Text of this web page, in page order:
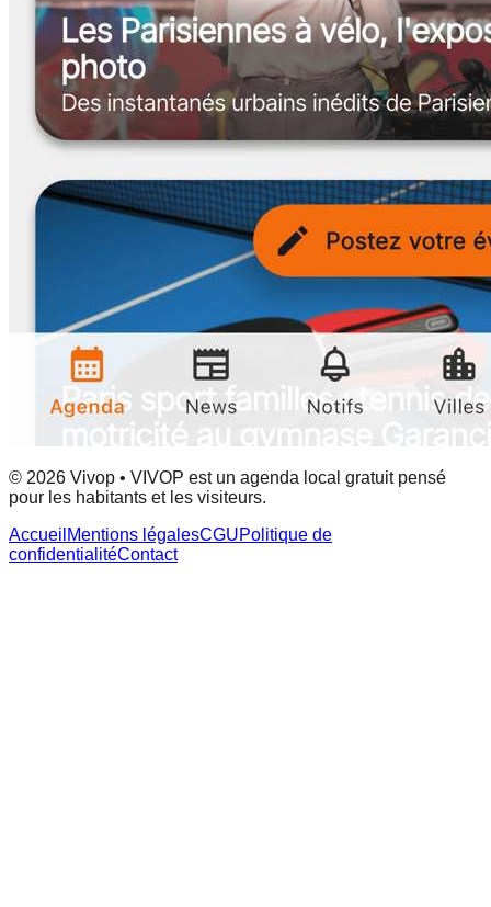
© 2026 Vivop • VIVOP est un agenda local gratuit pensé
pour les habitants et les visiteurs.
Accueil Mentions légalesCGUPolitique de
confidentialitéContact